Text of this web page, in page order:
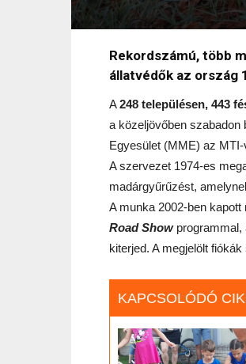
Rekordszámú, több
állatvédők az ország
A248 településen, 443
a közeljövőben szabadon
Egyesület (MME) az MTI-
A szervezet 1974-es
madárgyűrűzést,
A munka 2002-ben
Road Showprogrammal,
kiterjed. A megjelölt
KAPCSOLÓDÓ